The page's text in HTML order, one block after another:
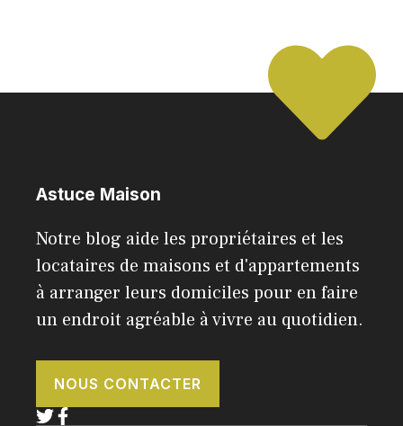
Astuce Maison
Notre blog aide les propriétaires et les
locataires de maisons et d'appartements
à arranger leurs domiciles pour en faire
un endroit agréable à vivre au quotidien.
NOUS CONTACTER